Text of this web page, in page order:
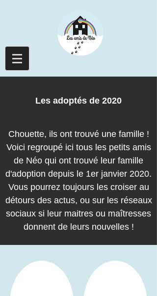
Les adoptés de 2020
Chouette, ils ont trouvé une famille !
Voici regroupé ici tous les petits amis
de Néo qui ont trouvé leur famille
d'adoption depuis le 1er janvier 2020.
Vous pourrez toujours les croiser au
détours des actus, ou sur les réseaux
sociaux si leur maitres ou maîtresses
donnent de leurs nouvelles !